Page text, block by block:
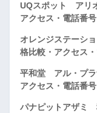
UQスポット アリ
アクセス・電話番号
オレンジステーシ
格比較・アクセス
平和堂 アル・プラ
アクセス・電話番号
パナピットアザミ